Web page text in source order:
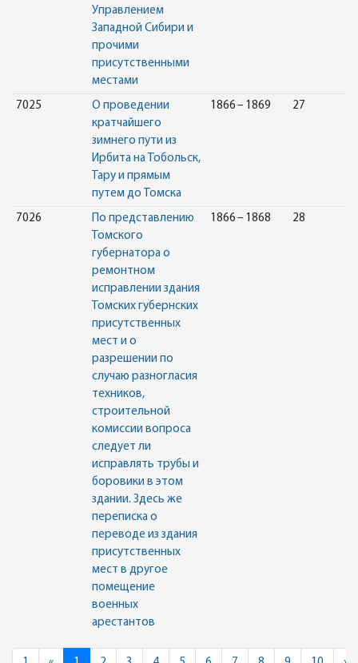
Управлением
Западной Сибири и
прочими
присутственными
местами
7025
О проведении
кратчайшего
зимнего пути из
Ирбита на Тобольск,
Тару и прямым
путем до Томска
1866 – 1869 27
7026
По представлению
Томского
губернатора о
ремонтном
исправлении здания
Томских губернских
присутственных
мест и о
разрешении по
случаю разногласия
техников,
строительной
комиссии вопроса
следует ли
исправлять трубы и
боровики в этом
здании. Здесь же
переписка о
переводе из здания
присутственных
мест в другое
помещение
военных
арестантов
1866 – 1868 28